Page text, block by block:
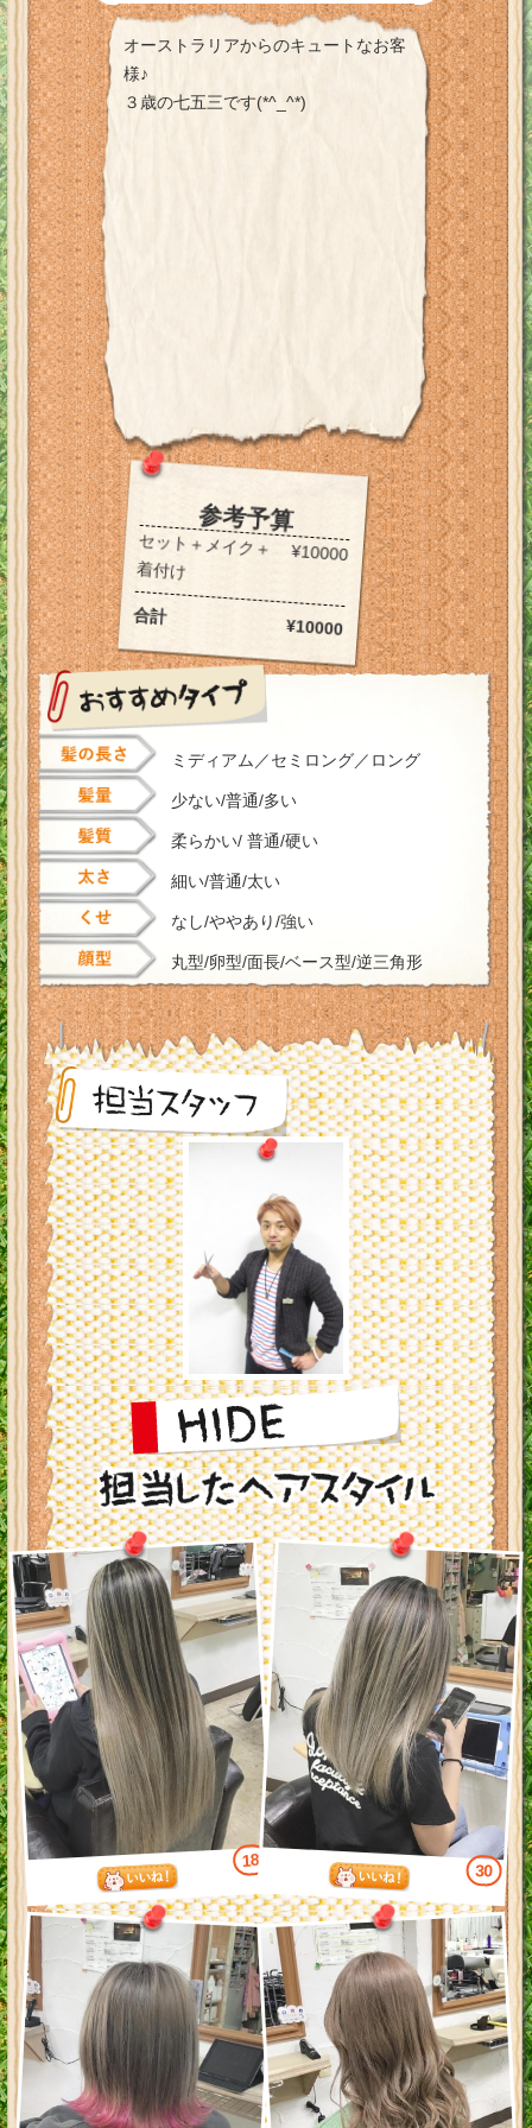
オーストラリアからのキュートなお客
様♪
３歳の七五三です(*^_^*)
参考予算
セット＋メイク＋
着付け
¥10000
合計
¥10000
ミディアム セミロング ロング
少ない/普通/多い
柔らかい/ 普通/硬い
細い/普通/太い
なし/ややあり/強い
丸型/卵型/面長/ベース型/逆三角形
18
30